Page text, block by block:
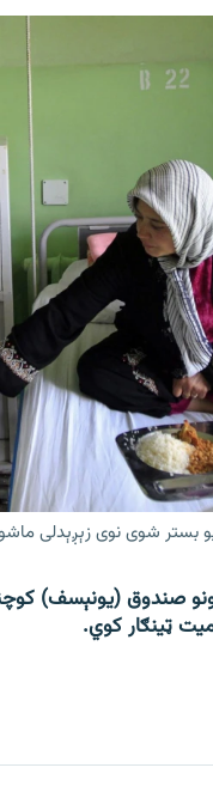
بستر شوی نوی زېږېدلی
صندوق (یونېسف)
ټینګار کوي.